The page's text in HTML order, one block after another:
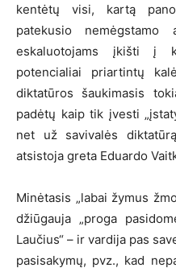
kentėtų visi, kartą
patekusio nemėgstamo
eskaluotojams įkišti į
potencialiai priartintų
diktatūros šaukimasis
padėtų kaip tik įvesti
net už savivalės
atsistoja greta Eduardo
Minėtasis „labai žymus
džiūgauja „proga
Laučius“ – ir vardija pas
pasisakymų, pvz., kad